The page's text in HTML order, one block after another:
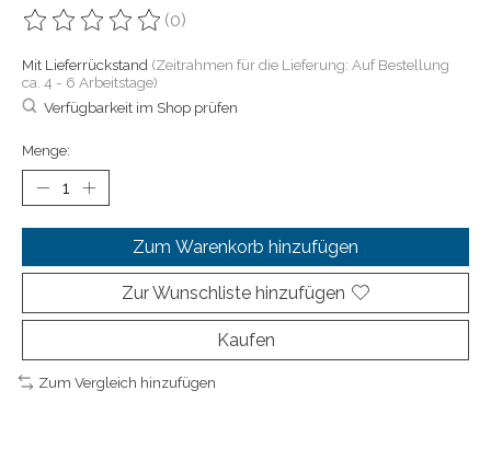
Die Bewertung dieses Produkts ist
(0)
Mit Lieferrückstand (Zeitrahmen für die Lieferung: Auf Bestellung
ca. 4 - 6 Arbeitstage)
Verfügbarkeit im Shop prüfen
Menge:
Zum Warenkorb hinzufügen
Zur Wunschliste hinzufügen
Kaufen
Zum Vergleich hinzufügen